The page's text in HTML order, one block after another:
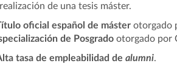
de una tesis máster.
oficial español de máster otorgado
de Posgradootorgado por
tasa de empleabilidad de alumni.